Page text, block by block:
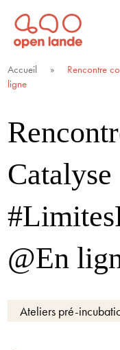
Aller
directement
au
contenu
TERRITOIRES
Open Lande
Entreprises &
Accueil »
Rencontre
ligne
Catalyse
@En
Ateliers pré-